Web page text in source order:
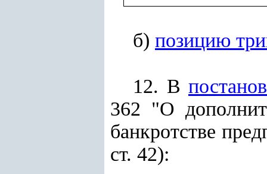
б) позицию
12. В
362 "О
банкротстве
ст. 42):